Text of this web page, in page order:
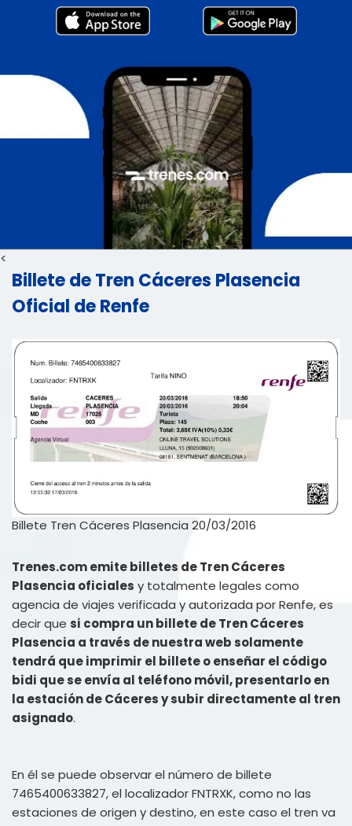
<
Billete de Tren Cáceres Plasencia
Oficial de Renfe
Billete Tren Cáceres Plasencia 20/03/2016
Trenes.com emite billetes de Tren Cáceres
Plasencia oficiales y totalmente legales como
agencia de viajes verificada y autorizada por Renfe, es
decir que si compra un billete de Tren Cáceres
Plasencia a través de nuestra web solamente
tendrá que imprimir el billete o enseñar el código
bidi que se envía al teléfono móvil, presentarlo en
la estación de Cáceres y subir directamente al tren
asignado.
En él se puede observar el número de billete
7465400633827, el localizador FNTRXK, como no las
estaciones de origen y destino, en este caso el tren va